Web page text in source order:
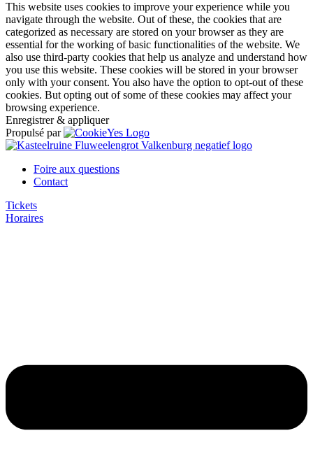
This website uses cookies to improve your experience while you
navigate through the website. Out of these, the cookies that are
categorized as necessary are stored on your browser as they are
essential for the working of basic functionalities of the website. We
also use third-party cookies that help us analyze and understand how
you use this website. These cookies will be stored in your browser
only with your consent. You also have the option to opt-out of these
cookies. But opting out of some of these cookies may affect your
browsing experience.
Enregistrer & appliquer
Propulsé par
Foire aux questions
Contact
Tickets
Horaires